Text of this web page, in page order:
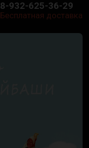
8-932-625-36-29
Бесплатная доставка